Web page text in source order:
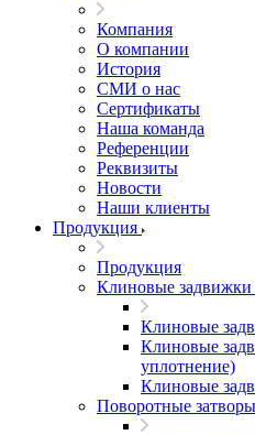
Компания
О компании
История
СМИ о нас
Cертификаты
Наша команда
Референции
Реквизиты
Новости
Наши клиенты
Продукция
Продукция
Клиновые задвижки
Клиновые
Клиновые
уплотнение)
Клиновые
Поворотные затворы